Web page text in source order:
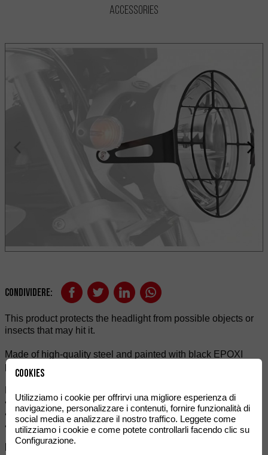
Accessories
Condividere:
This product protects the headlight from possible objects or
insects that may hit it.
Made of high-quality steel and painted with black EPOXI
paint, to provide enhanced resistance and durability.
• Screws and mounting spacers included.
• Matte black colour.
• Sold individually.
Riferimenti:
Cookies
Utilizziamo i cookie per offrirvi una migliore esperienza di
navigazione, personalizzare i contenuti, fornire funzionalità di
social media e analizzare il nostro traffico. Leggete come
utilizziamo i cookie e come potete controllarli facendo clic su
Configurazione.